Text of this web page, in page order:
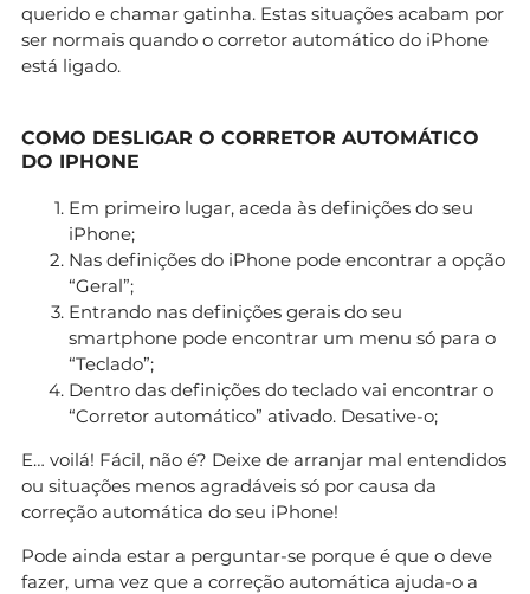
querido e chamar gatinha. Estas situações acabam por
ser normais quando o corretor automático do iPhone
está ligado.
COMO DESLIGAR O CORRETOR AUTOMÁTICO
DO IPHONE
Em primeiro lugar, aceda às definições do seu
iPhone;
Nas definições do iPhone pode encontrar a opção
“Geral”;
Entrando nas definições gerais do seu
smartphone pode encontrar um menu só para o
“Teclado”;
Dentro das definições do teclado vai encontrar o
“Corretor automático” ativado. Desative-o;
E… voilá! Fácil, não é? Deixe de arranjar mal entendidos
ou situações menos agradáveis só por causa da
correção automática do seu iPhone!
Pode ainda estar a perguntar-se porque é que o deve
fazer, uma vez que a correção automática ajuda-o a